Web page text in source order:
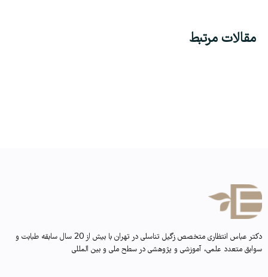
مقالات مرتبط
دکتر عباس انتظاری متخصص زگیل تناسلی در تهران با بیش از 20 سال سابقه طبابت و
سوابق متعدد علمی، آموزشی و پژوهشی در سطح ملی و بین المللی